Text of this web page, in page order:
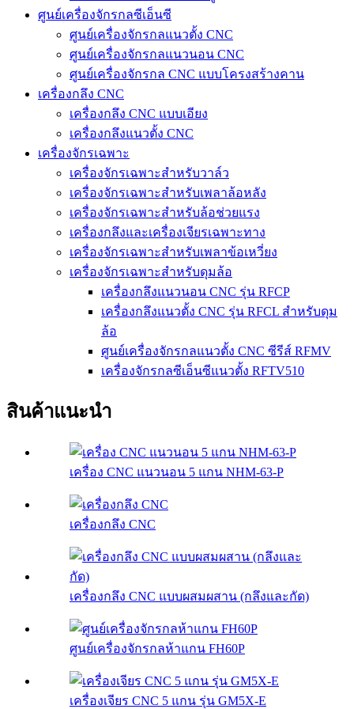
ศูนย์เครื่องจักรกลซีเอ็นซี
ศูนย์เครื่องจักรกลแนวตั้ง CNC
ศูนย์เครื่องจักรกลแนวนอน CNC
ศูนย์เครื่องจักรกล CNC แบบโครงสร้างคาน
เครื่องกลึง CNC
เครื่องกลึง CNC แบบเอียง
เครื่องกลึงแนวตั้ง CNC
เครื่องจักรเฉพาะ
เครื่องจักรเฉพาะสำหรับวาล์ว
เครื่องจักรเฉพาะสำหรับเพลาล้อหลัง
เครื่องจักรเฉพาะสำหรับล้อช่วยแรง
เครื่องกลึงและเครื่องเจียรเฉพาะทาง
เครื่องจักรเฉพาะสำหรับเพลาข้อเหวี่ยง
เครื่องจักรเฉพาะสำหรับดุมล้อ
เครื่องกลึงแนวนอน CNC รุ่น RFCP
เครื่องกลึงแนวตั้ง CNC รุ่น RFCL สำหรับดุม
ล้อ
ศูนย์เครื่องจักรกลแนวตั้ง CNC ซีรีส์ RFMV
เครื่องจักรกลซีเอ็นซีแนวตั้ง RFTV510
สินค้าแนะนำ
เครื่อง CNC แนวนอน 5 แกน NHM-63-P
เครื่องกลึง CNC
เครื่องกลึง CNC แบบผสมผสาน (กลึงและกัด)
ศูนย์เครื่องจักรกลห้าแกน FH60P
เครื่องเจียร CNC 5 แกน รุ่น GM5X-E